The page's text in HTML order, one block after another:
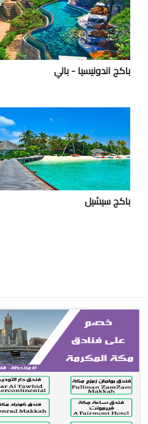
باكج اندونيسيا - بالي
باكج سيشيل